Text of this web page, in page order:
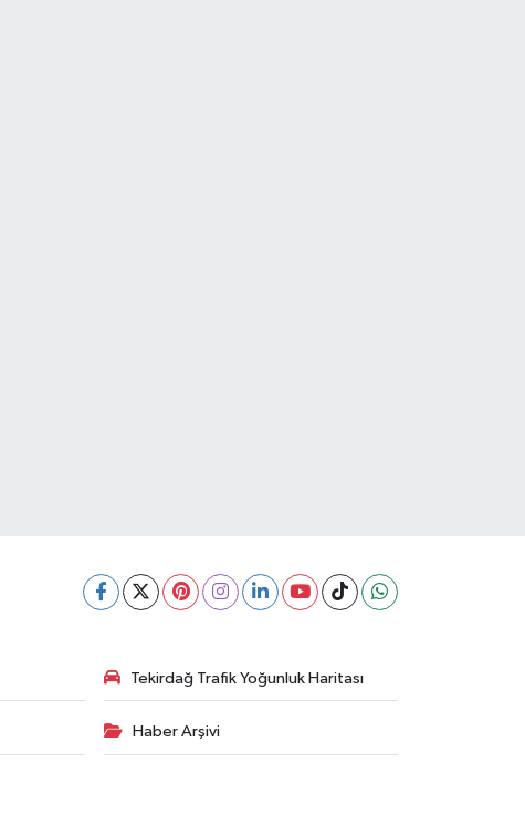
Tekirdağ Trafik Yoğunluk Haritası
Haber Arşivi